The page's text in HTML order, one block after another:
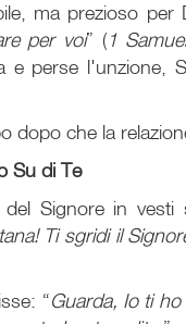
ma prezioso per
per voi” (1
perse l'unzione,
che la
Su di Te
Signore in
Ti sgridi il
“Guarda, Io ti